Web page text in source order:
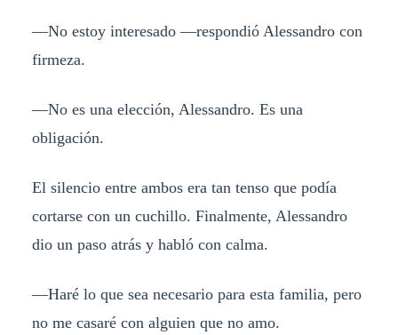
—No estoy interesado —respondió Alessandro con
firmeza.
—No es una elección, Alessandro. Es una
obligación.
El silencio entre ambos era tan tenso que podía
cortarse con un cuchillo. Finalmente, Alessandro
dio un paso atrás y habló con calma.
—Haré lo que sea necesario para esta familia, pero
no me casaré con alguien que no amo.